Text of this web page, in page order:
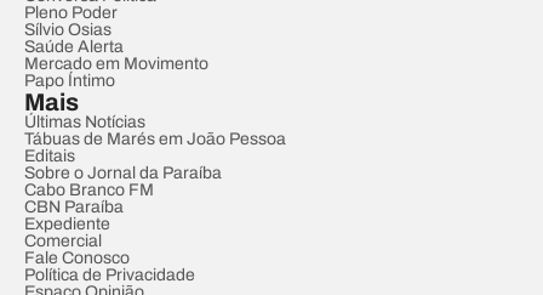
Pleno Poder
Sílvio Osias
Saúde Alerta
Mercado em Movimento
Papo Íntimo
Mais
Últimas Notícias
Tábuas de Marés em João Pessoa
Editais
Sobre o Jornal da Paraíba
Cabo Branco FM
CBN Paraíba
Expediente
Comercial
Fale Conosco
Política de Privacidade